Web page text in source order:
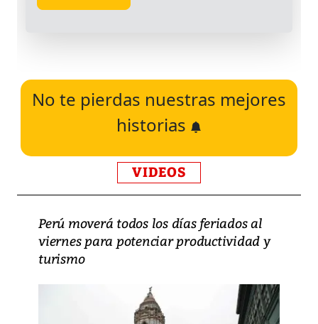
No te pierdas nuestras mejores
historias
VIDEOS
Perú moverá todos los días feriados al
viernes para potenciar productividad y
turismo